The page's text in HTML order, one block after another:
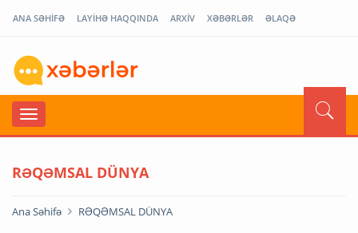
ANA SƏHİFƏ LAYİHƏ HAQQINDA ARXİV XƏBƏRLƏR ƏLAQƏ
RƏQƏMSAL DÜNYA
Ana Səhifə RƏQƏMSAL DÜNYA